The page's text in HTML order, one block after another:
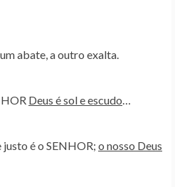
um abate, a outro exalta.
Deus é sol e escudo…
é o SENHOR; o nosso Deus